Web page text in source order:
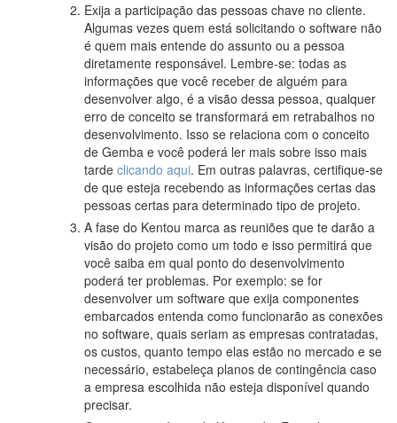
Exija a participação das pessoas chave no cliente.
Algumas vezes quem está solicitando o software não
é quem mais entende do assunto ou a pessoa
diretamente responsável. Lembre-se: todas as
informações que você receber de alguém para
desenvolver algo, é a visão dessa pessoa, qualquer
erro de conceito se transformará em retrabalhos no
desenvolvimento. Isso se relaciona com o conceito
de Gemba e você poderá ler mais sobre isso mais
tarde clicando aqui. Em outras palavras, certifique-se
de que esteja recebendo as informações certas das
pessoas certas para determinado tipo de projeto.
A fase do Kentou marca as reuniões que te darão a
visão do projeto como um todo e isso permitirá que
você saiba em qual ponto do desenvolvimento
poderá ter problemas. Por exemplo: se for
desenvolver um software que exija componentes
embarcados entenda como funcionarão as conexões
no software, quais seriam as empresas contratadas,
os custos, quanto tempo elas estão no mercado e se
necessário, estabeleça planos de contingência caso
a empresa escolhida não esteja disponível quando
precisar.